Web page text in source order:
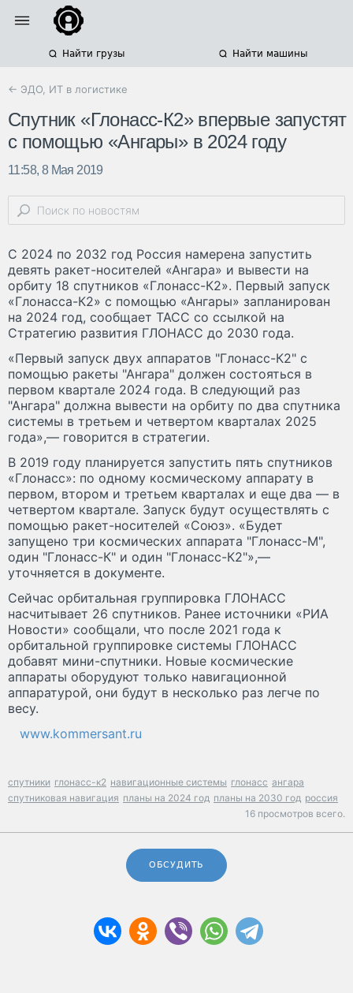
Найти грузы Найти машины
← ЭДО, ИТ в логистике
Спутник «Глонасс-К2» впервые запустят
с помощью «Ангары» в 2024 году
11:58, 8 Мая 2019
С 2024 по 2032 год Россия намерена запустить
девять ракет-носителей «Ангара» и вывести на
орбиту 18 спутников «Глонасс-К2». Первый запуск
«Глонасса-К2» с помощью «Ангары» запланирован
на 2024 год, сообщает ТАСС со ссылкой на
Стратегию развития ГЛОНАСС до 2030 года.
«Первый запуск двух аппаратов "Глонасс-К2" с
помощью ракеты "Ангара" должен состояться в
первом квартале 2024 года. В следующий раз
"Ангара" должна вывести на орбиту по два спутника
системы в третьем и четвертом кварталах 2025
года»,— говорится в стратегии.
В 2019 году планируется запустить пять спутников
«Глонасс»: по одному космическому аппарату в
первом, втором и третьем кварталах и еще два — в
четвертом квартале. Запуск будут осуществлять с
помощью ракет-носителей «Союз». «Будет
запущено три космических аппарата "Глонасс-М",
один "Глонасс-К" и один "Глонасс-К2"»,—
уточняется в документе.
Сейчас орбитальная группировка ГЛОНАСС
насчитывает 26 спутников. Ранее источники «РИА
Новости» сообщали, что после 2021 года к
орбитальной группировке системы ГЛОНАСС
добавят мини-спутники. Новые космические
аппараты оборудуют только навигационной
аппаратурой, они будут в несколько раз легче по
весу.
www.kommersant.ru
спутники глонасс-к2 навигационные системы глонасс ангара
спутниковая навигация планы на 2024 год планы на 2030 год россия
16 просмотров всего.
ОБСУДИТЬ